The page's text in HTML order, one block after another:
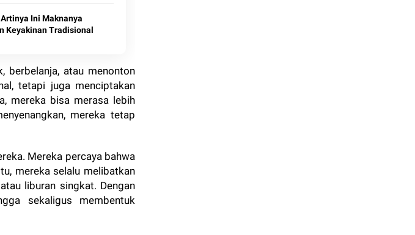
Ini Maknanya
Keyakinan Tradisional
berbelanja, atau menonton
tetapi juga menciptakan
mereka bisa merasa lebih
mereka tetap
Mereka percaya bahwa
mereka selalu melibatkan
liburan singkat. Dengan
sekaligus membentuk